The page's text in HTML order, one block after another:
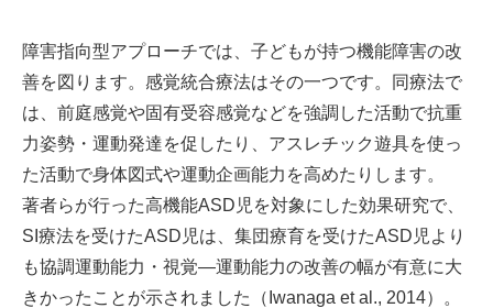
障害指向型アプローチでは、子どもが持つ機能障害の改
善を図ります。感覚統合療法はその一つです。同療法で
は、前庭感覚や固有受容感覚などを強調した活動で抗重
力姿勢・運動発達を促したり、アスレチック遊具を使っ
た活動で身体図式や運動企画能力を高めたりします。
著者らが行った高機能ASD児を対象にした効果研究で、
SI療法を受けたASD児は、集団療育を受けたASD児より
も協調運動能力・視覚―運動能力の改善の幅が有意に大
きかったことが示されました（Iwanaga et al., 2014）。